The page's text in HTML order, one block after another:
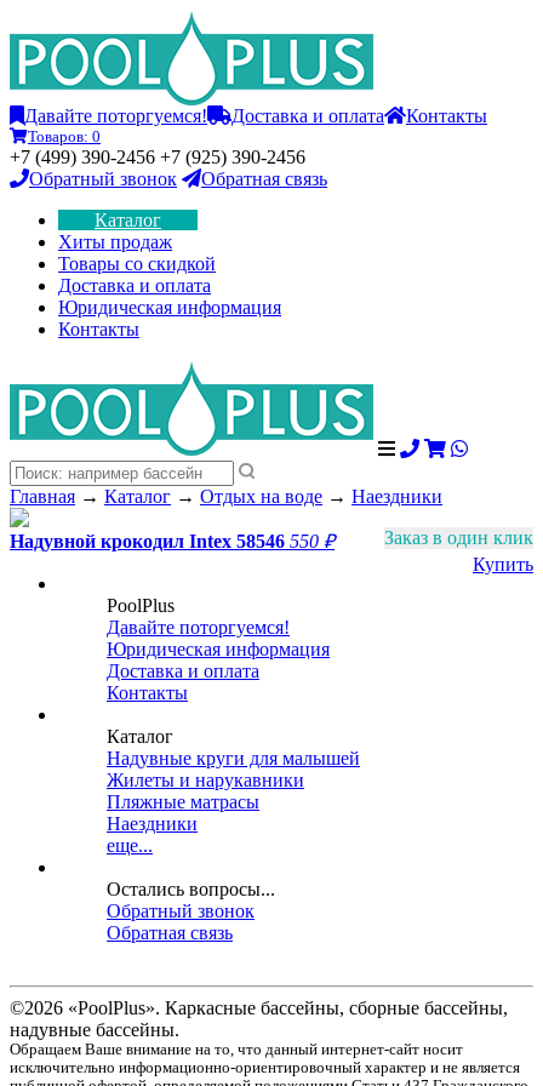
Давайте поторгуемся! Доставка и оплата Контакты
Товаров: 0
+7 (499) 390-2456 +7 (925) 390-2456
Обратный звонок
Обратная связь
Каталог
Хиты продаж
Товары со скидкой
Доставка и оплата
Юридическая информация
Контакты
Главная → Каталог → Отдых на воде → Наездники
Надувной крокодил Intex 58546 550 ₽
Заказ в один клик
Купить
PoolPlus
Давайте поторгуемся!
Юридическая информация
Доставка и оплата
Контакты
Каталог
Надувные круги для малышей
Жилеты и нарукавники
Пляжные матрасы
Наездники
еще...
Остались вопросы...
Обратный звонок
Обратная связь
©2026 «PoolPlus». Каркасные бассейны, сборные бассейны,
надувные бассейны.
Обращаем Ваше внимание на то, что данный интернет-сайт носит
исключительно информационно-ориентировочный характер и не является